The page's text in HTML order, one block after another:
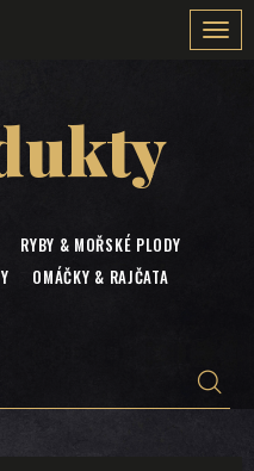
RYBY & MOŘSKÉ PLODY
OMÁČKY & RAJČATA